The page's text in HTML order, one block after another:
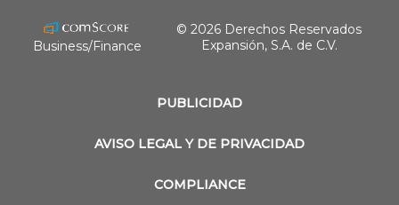
PUBLICIDAD
AVISO LEGAL Y DE PRIVACIDAD
COMPLIANCE
Business/Finance
© 2026 Derechos Reservados
Expansión, S.A. de C.V.